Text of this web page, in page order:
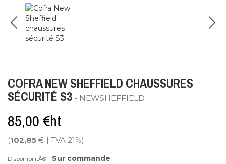
COFRA NEW SHEFFIELD CHAUSSURES
SÉCURITÉ S3 - NEWSHEFFIELD
85,00 €ht
(102,85 € | TVA 21%)
DisponibilitÃ© : Sur commande